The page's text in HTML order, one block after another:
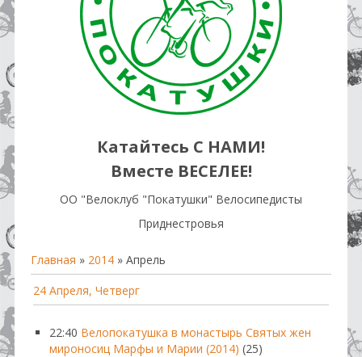
Катайтесь С НАМИ!
Вместе ВЕСЕЛЕЕ!
OO "Велоклуб "Покатушки" Велосипедисты
Приднестровья
Главная » 2014 » Апрель
24 Апреля, Четверг
22:40 Велопокатушка в монастырь Святых жен
мироносиц Марфы и Марии (2014) (25)